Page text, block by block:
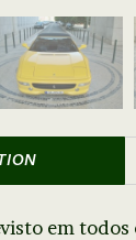
em todos